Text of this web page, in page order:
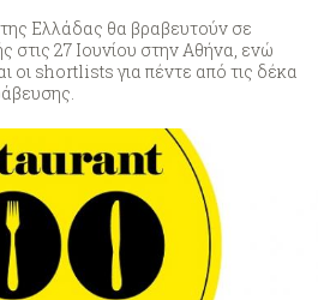
Ελλάδας θα βραβευτούν σε
στις 27 Ιουνίου στην Αθήνα, ενώ
οι shortlists για πέντε από τις δέκα